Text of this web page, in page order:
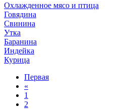
Охлажденное мясо и птица
Говядина
Свинина
Утка
Баранина
Индейка
Курица
Первая
«
1
2